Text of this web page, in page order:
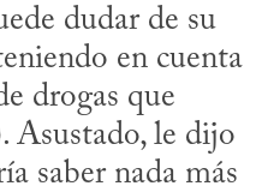
dudar de su
en cuenta
drogas que
Asustado, le dijo
saber nada más